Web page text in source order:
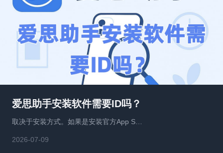
爱思助手安装软件需要ID吗？
取决于安装方式。如果是安装官方App S…
2026-07-09